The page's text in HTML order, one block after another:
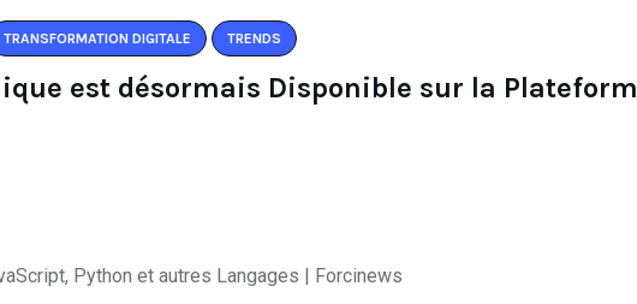
TRANSFORMATION DIGITALE TRENDS
est désormais Disponible sur la